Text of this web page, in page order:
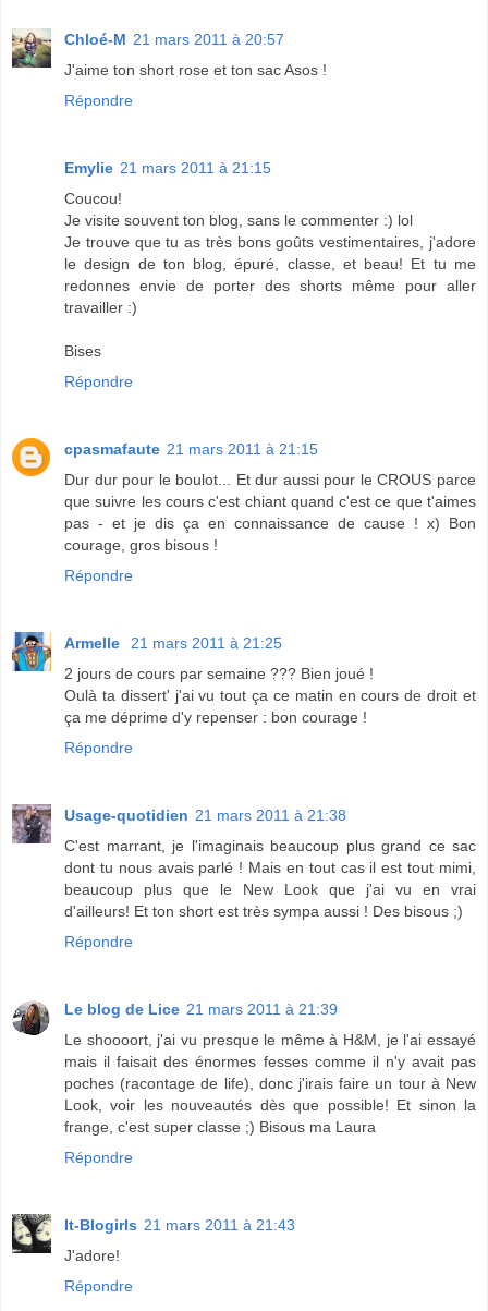
Chloé-M 21 mars 2011 à 20:57
J'aime ton short rose et ton sac Asos !
Répondre
Emylie 21 mars 2011 à 21:15
Coucou!
Je visite souvent ton blog, sans le commenter :) lol
Je trouve que tu as très bons goûts vestimentaires, j'adore
le design de ton blog, épuré, classe, et beau! Et tu me
redonnes envie de porter des shorts même pour aller
travailler :)
Bises
Répondre
cpasmafaute 21 mars 2011 à 21:15
Dur dur pour le boulot... Et dur aussi pour le CROUS parce
que suivre les cours c'est chiant quand c'est ce que t'aimes
pas - et je dis ça en connaissance de cause ! x) Bon
courage, gros bisous !
Répondre
Armelle
21 mars 2011 à 21:25
2 jours de cours par semaine ??? Bien joué !
Oulà ta dissert' j'ai vu tout ça ce matin en cours de droit et
ça me déprime d'y repenser : bon courage !
Répondre
Usage-quotidien 21 mars 2011 à 21:38
C'est marrant, je l'imaginais beaucoup plus grand ce sac
dont tu nous avais parlé ! Mais en tout cas il est tout mimi,
beaucoup plus que le New Look que j'ai vu en vrai
d'ailleurs! Et ton short est très sympa aussi ! Des bisous ;)
Répondre
Le blog de Lice 21 mars 2011 à 21:39
Le shoooort, j'ai vu presque le même à H&M, je l'ai essayé
mais il faisait des énormes fesses comme il n'y avait pas
poches (racontage de life), donc j'irais faire un tour à New
Look, voir les nouveautés dès que possible! Et sinon la
frange, c'est super classe ;) Bisous ma Laura
Répondre
It-Blogirls 21 mars 2011 à 21:43
J'adore!
Répondre